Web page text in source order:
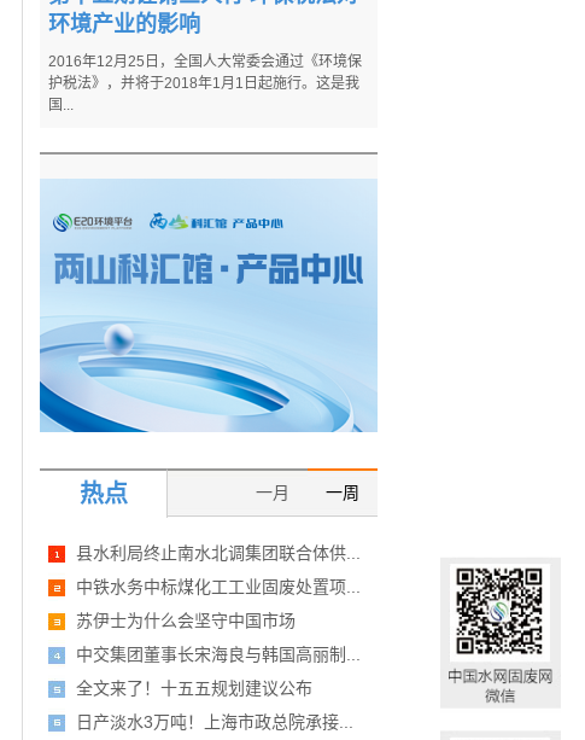
环境产业的影响
2016年12月25日，全国人大常委会通过《环境保
护税法》，并将于2018年1月1日起施行。这是我
国...
热点 一周
一月
县水利局终止南水北调集团联合体供...
中铁水务中标煤化工工业固废处置项...
苏伊士为什么会坚守中国市场
中交集团董事长宋海良与韩国高丽制...
全文来了！十五五规划建议公布
日产淡水3万吨！上海市政总院承接...